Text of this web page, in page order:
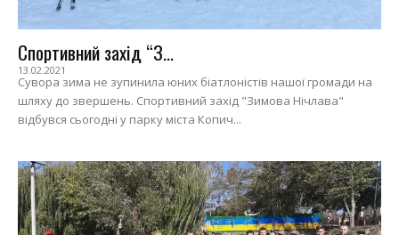
Спортивний захід “З...
13.02.2021
Сувора зима не зупинила юних біатлоністів нашої громади на
шляху до звершень. Спортивний захід "Зимова Нічлава"
відбувся сьогодні у парку міста Копич...